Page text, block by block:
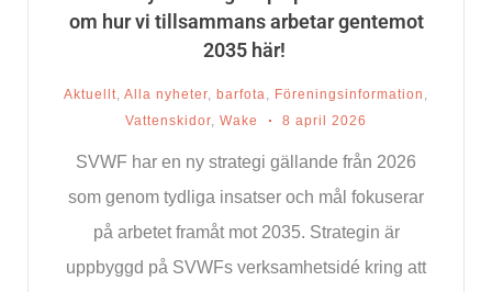
om hur vi tillsammans arbetar gentemot
2035 här!
Aktuellt, Alla nyheter, barfota, Föreningsinformation ,
Vattenskidor, Wake 8 april 2026
SVWF har en ny strategi gällande från 2026
som genom tydliga insatser och mål fokuserar
på arbetet framåt mot 2035. Strategin är
uppbyggd på SVWFs verksamhetsidé kring att